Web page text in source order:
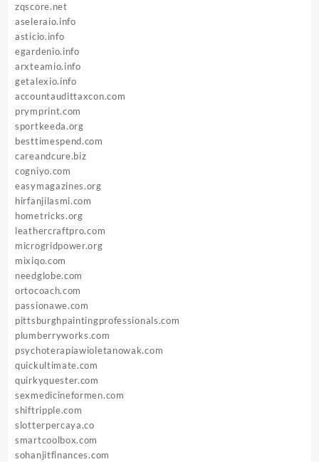
zqscore.net
aseleraio.info
asticio.info
egardenio.info
arxteamio.info
getalexio.info
accountaudittaxcon.com
prymprint.com
sportkeeda.org
besttimespend.com
careandcure.biz
cogniyo.com
easymagazines.org
hirfanjilasmi.com
hometricks.org
leathercraftpro.com
microgridpower.org
mixiqo.com
needglobe.com
ortocoach.com
passionawe.com
pittsburghpaintingprofessionals.com
plumberryworks.com
psychoterapiawioletanowak.com
quickultimate.com
quirkyquester.com
sexmedicineformen.com
shiftripple.com
slotterpercaya.co
smartcoolbox.com
sohanjitfinances.com